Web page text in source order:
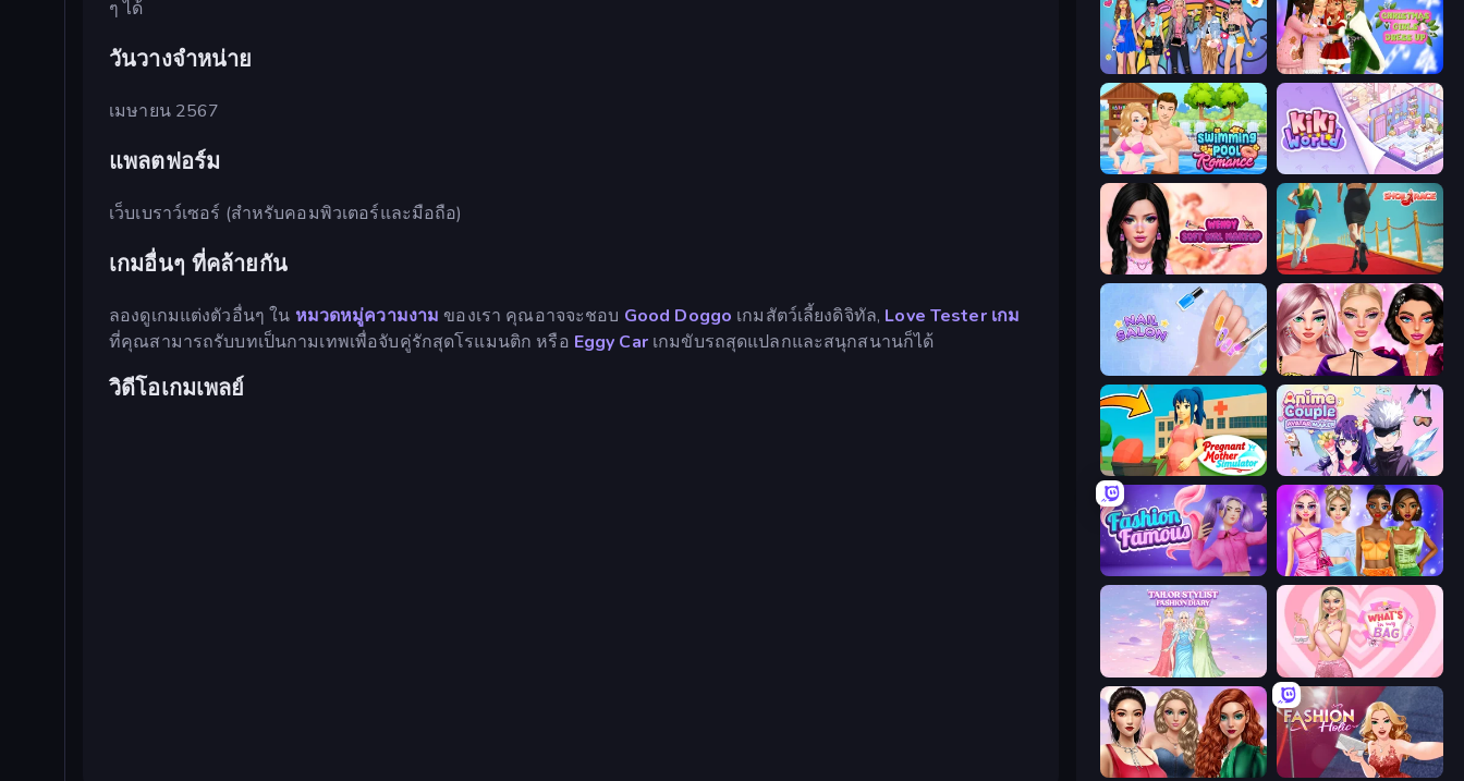
ๆ ได้
วันวางจำหน่าย
เมษายน 2567
แพลตฟอร์ม
เว็บเบราว์เซอร์ (สำหรับคอมพิวเตอร์และมือถือ)
เกมอื่นๆ ที่คล้ายกัน
ลองดูเกมแต่งตัวอื่นๆ ใน หมวดหมู่ความงาม ของเรา คุณอาจจะชอบ Good Doggo เกมสัตว์เลี้ยงดิจิทัล, Love Tester เกม
ที่คุณสามารถรับบทเป็นกามเทพเพื่อจับคู่รักสุดโรแมนติก หรือ Eggy Carเกมขับรถสุดแปลกและสนุกสนานก็ได้
วิดีโอเกมเพลย์
Christmas Girls Dress Up
Swimming Pool Romance KiKi World
Wendy Soft Girl Makeup Shoe Race
Nail Salon New Year Makeup Trends
Pregnant Mother Simulator Anime Couple: Avatar Maker
Fashion Famous Monochrome Looks
Tailor Stylist: Fashion Diary What's In My Bag
Colored Denim Trends Fashion Holic